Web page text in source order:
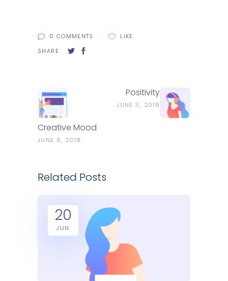
0 COMMENTS
LIKE
SHARE
Creative Mood
JUNE 6, 2018
Positivity
JUNE 11, 2018
Related Posts
20
JUN